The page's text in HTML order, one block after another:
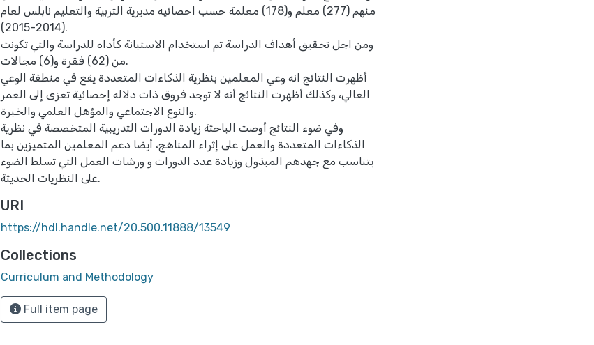
منهم (277) معلم و(178) معلمة حسب احصائيه مديرية التربية والتعليم نابلس لعام
(2014-2015).
ومن اجل تحقيق أهداف الدراسة تم استخدام الاستبانة كأداه للدراسة والتي تكونت
من (62) فقرة و(6) مجالات.
أظهرت النتائج انه وعي المعلمين بنظرية الذكاءات المتعددة يقع في منطقة الوعي
العالي، وكذلك أظهرت النتائج أنه لا توجد فروق ذات دلاله إحصائية تعزى إلى العمر
والنوع الاجتماعي والمؤهل العلمي والخبرة.
وفي ضوء النتائج أوصت الباحثة زيادة الدورات التدريبية المتخصصة في نظرية
الذكاءات المتعددة والعمل على إثراء المناهج، أيضا دعم المعلمين المتميزين بما
يتناسب مع جهدهم المبذول وزيادة عدد الدورات و ورشات العمل التي تسلط الضوء
على النظريات الحديثة.
URI
https://hdl.handle.net/20.500.11888/13549
Collections
Curriculum and Methodology
Full item page